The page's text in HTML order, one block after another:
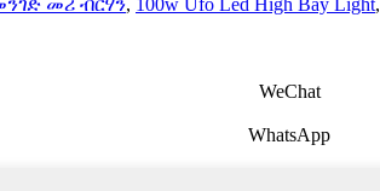
መሪ ብርሃን, 100w Ufo Led High Bay Light,
WeChat
WhatsApp